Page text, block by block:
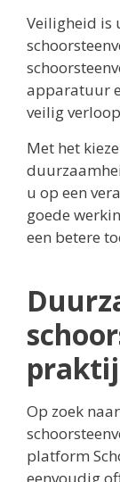
Veiligheid is
apparatuur
veilig
Met het
u op een
goede
een betere
Op zoek
platform
eenvoudig